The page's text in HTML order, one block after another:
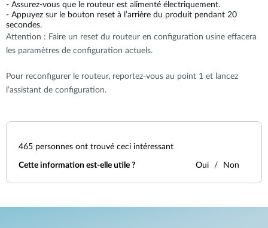
- Assurez-vous que le routeur est alimenté électriquement.
- Appuyez sur le bouton reset à l’arrière du produit pendant 20
secondes.
Attention : Faire un reset du routeur en configuration usine effacera
les paramètres de configuration actuels.
Pour reconfigurer le routeur, reportez-vous au point 1 et lancez
l’assistant de configuration.
465 personnes ont trouvé ceci intéressant
Cette information est-elle utile ? Oui Non